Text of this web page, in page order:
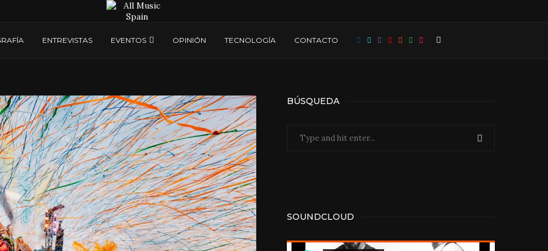
ENTREVISTAS EVENTOS OPINIÓN TECNOLOGÍA CONTACTO
BÚSQUEDA
SOUNDCLOUD